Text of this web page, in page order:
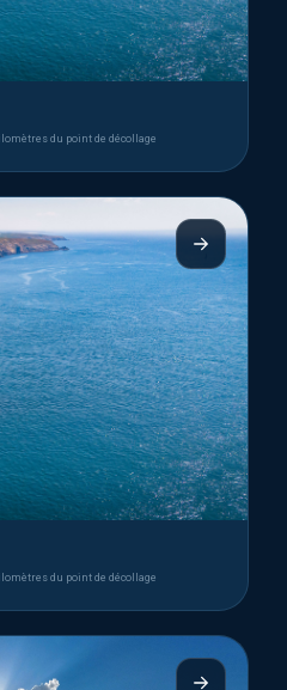
du point de décollage
du point de décollage